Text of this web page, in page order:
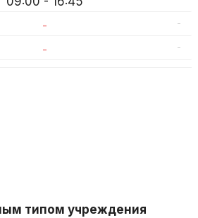
- -
- -
типом учреждения